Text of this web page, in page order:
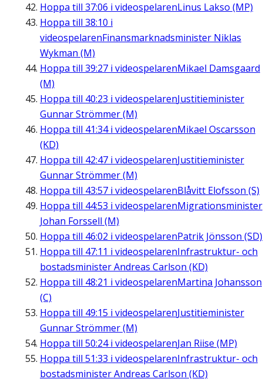
Hoppa till 37:06 i videospelarenLinus Lakso (MP)
Hoppa till 38:10 i
videospelarenFinansmarknadsminister Niklas
Wykman (M)
Hoppa till 39:27 i videospelarenMikael Damsgaard
(M)
Hoppa till 40:23 i videospelarenJustitieminister
Gunnar Strömmer (M)
Hoppa till 41:34i videospelarenMikael Oscarsson
(KD)
Hoppa till 42:47 i videospelarenJustitieminister
Gunnar Strömmer (M)
Hoppa till 43:57 i videospelarenBlåvitt Elofsson (S)
Hoppa till 44:53 i videospelarenMigrationsminister
Johan Forssell (M)
Hoppa till 46:02 i videospelarenPatrik Jönsson (SD)
Hoppa till 47:11 i videospelarenInfrastruktur- och
bostadsminister Andreas Carlson (KD)
Hoppa till 48:21 i videospelarenMartina Johansson
(C)
Hoppa till 49:15 i videospelarenJustitieminister
Gunnar Strömmer (M)
Hoppa till 50:24i videospelarenJan Riise (MP)
Hoppa till 51:33 i videospelarenInfrastruktur- och
bostadsminister Andreas Carlson (KD)